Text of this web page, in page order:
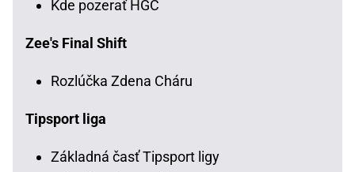
Kde pozerať HGC
Zee's Final Shift
Rozlúčka Zdena Cháru
Tipsport liga
Základná časť Tipsport ligy